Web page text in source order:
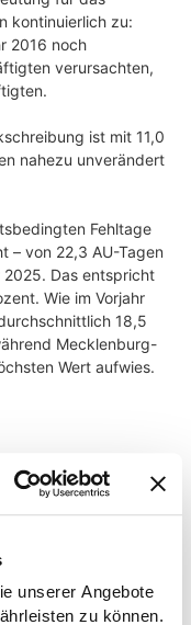
kontinuierlich zu:
2016 noch
verursachten,
ist mit 11,0
nahezu unverändert
Fehltage
– von 22,3 AU-Tagen
2025. Das entspricht
Wie im Vorjahr
18,5
Mecklenburg-
Wert aufwies.
beschäftigten